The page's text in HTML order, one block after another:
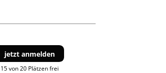
jetzt anmelden
15 von 20 Plätzen frei